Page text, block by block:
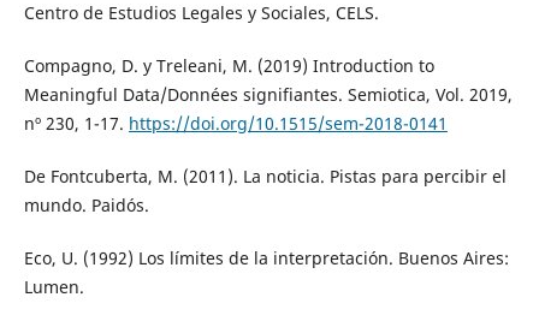
Centro de Estudios Legales y Sociales, CELS.
Compagno, D. y Treleani, M. (2019) Introduction to
Meaningful Data/Données signifiantes. Semiotica, Vol. 2019,
nº 230, 1-17. https://doi.org/10.1515/sem-2018-0141
De Fontcuberta, M. (2011). La noticia. Pistas para percibir el
mundo. Paidós.
Eco, U. (1992) Los límites de la interpretación. Buenos Aires:
Lumen.